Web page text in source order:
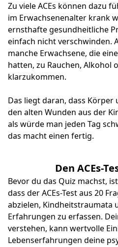
Zu viele ACEs können dazu
im Erwachsenenalter krank
ernsthafte gesundheitliche
einfach nicht verschwinden.
manche Erwachsene, die
hatten, zu Rauchen, Alkohol
klarzukommen.
Das liegt daran, dass
den alten Wunden aus der
als würde man jeden Tag
das macht einen fertig.
Den ACEs-
Bevor du das Quiz machst,
dass der ACEs-Test aus 20
abzielen, Kindheitstraumata
Erfahrungen zu erfassen.
verstehen, kann wertvolle
Lebenserfahrungen deine